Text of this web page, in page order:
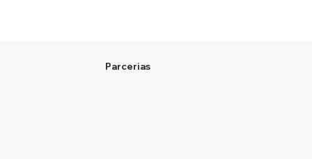
Parcerias